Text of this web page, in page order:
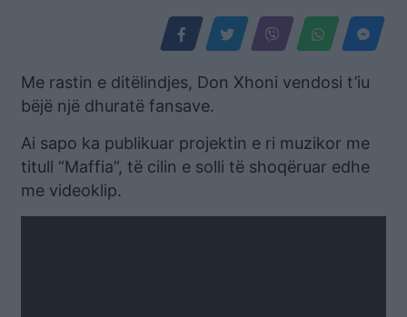
Me rastin e ditëlindjes, Don Xhoni vendosi t’iu
bëjë një dhuratë fansave.
Ai sapo ka publikuar projektin e ri muzikor me
titull “Maffia”, të cilin e solli të shoqëruar edhe
me videoklip.